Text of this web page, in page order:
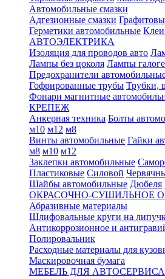
Автомобильные смазки
Адгезионные смазки
Герметики автомобильные
АВТОЭЛЕКТРИКА
Изоляция для проводов авто
Лампы без цоколя Лампы
Предохранители
Гофрированные трубы Трубки,
Фонари магнитные
КРЕПЕЖ
Анкерная техника Болты
м10 м12 м8
Винты автомобильные Гайки
м8 м10 м12
Заклепки автомобильные
Пластиковые Силовой
Шайбы автомобильные Дюбеля
ОКРАСОЧНО-СУШИЛЬНОЕ
Абразивные материалы
Шлифовальные круги на
Антикоррозионное и
Полировальник
Расходные материалы для
Маскировочная бумага
МЕБЕЛЬ ДЛЯ АВТОСЕРВИСА